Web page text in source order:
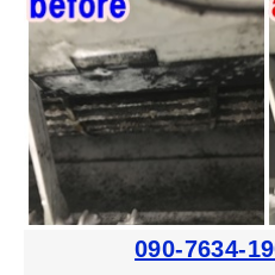
090-7634-